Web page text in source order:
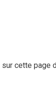
cette